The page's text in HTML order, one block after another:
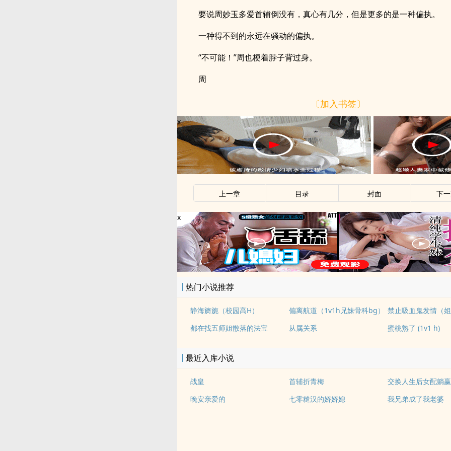
要说周妙玉多爱首辅倒没有，真心有几分，但是更多的是一种偏执。
一种得不到的永远在骚动的偏执。
“不可能！”周也梗着脖子背过身。
周
〔加入书签〕
x
上一章 目录 封面 下
x
热门小说推荐
静海旖旎（校园高H）
偏离航道（1v1h兄妹骨科bg）
都在找五师姐散落的法宝
从属关系 蜜桃熟了 (1v1 h)
最近入库小说
战皇 首辅折青梅
交换人生后女配躺
晚安亲爱的
七零糙汉的娇娇媳 我兄弟成了我老婆